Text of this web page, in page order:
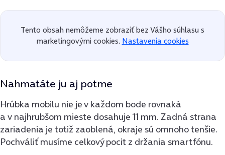
Tento obsah nemôžeme zobraziť bez Vášho súhlasu s
marketingovými cookies. Nastavenia cookies
Nahmatáte ju aj potme
Hrúbka mobilu nie je v každom bode rovnaká
a v najhrubšom mieste dosahuje 11 mm. Zadná strana
zariadenia je totiž zaoblená, okraje sú omnoho tenšie.
Pochváliť musíme celkový pocit z držania smartfónu.